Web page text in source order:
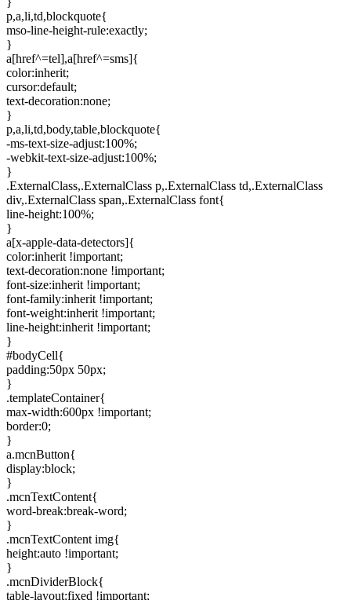
p,a,li,td,blockquote{
mso-line-height-rule:exactly;
}
a[href^=tel],a[href^=sms]{
color:inherit;
cursor:default;
text-decoration:none;
}
p,a,li,td,body,table,blockquote{
-ms-text-size-adjust:100%;
-webkit-text-size-adjust:100%;
}
.ExternalClass,.ExternalClass p,.ExternalClass td,.ExternalClass
div,.ExternalClass span,.ExternalClass font{
line-height:100%;
}
a[x-apple-data-detectors]{
color:inherit !important;
text-decoration:none !important;
font-size:inherit !important;
font-family:inherit !important;
font-weight:inherit !important;
line-height:inherit !important;
}
#bodyCell{
padding:50px 50px;
}
.templateContainer{
max-width:600px !important;
border:0;
}
a.mcnButton{
display:block;
}
.mcnTextContent{
word-break:break-word;
}
.mcnTextContent img{
height:auto !important;
}
.mcnDividerBlock{
table-layout:fixed !important;